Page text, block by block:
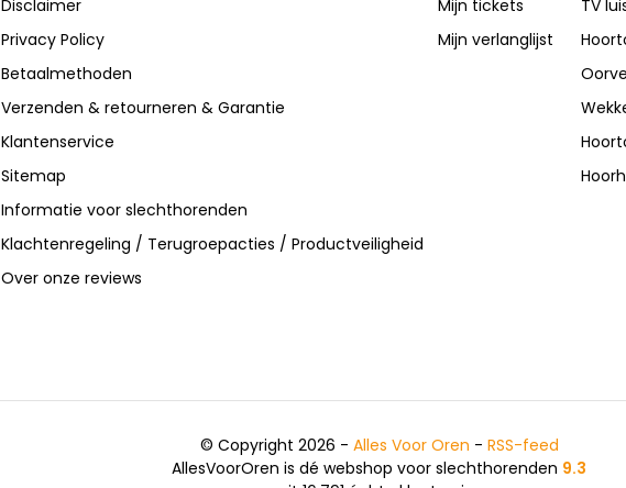
Disclaimer
Privacy Policy
Betaalmethoden
Verzenden & retourneren & Garantie
Klantenservice
Sitemap
Informatie voor slechthorenden
Klachtenregeling / Terugroepacties / Productveiligheid
Over onze reviews
Mijn tickets
Mijn verlanglijst
TV
© Copyright 2026 - Alles Voor Oren - RSS-feed
AllesVoorOren is dé webshop voor slechthorenden 9.3